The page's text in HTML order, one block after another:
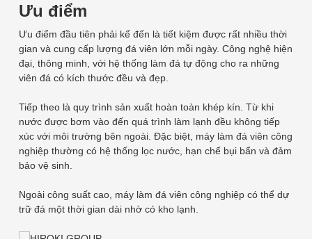
Ưu điểm
Ưu điểm đầu tiên phải kể đến là tiết kiệm được rất nhiều thời
gian và cung cấp lượng đá viên lớn mỗi ngày. Công nghệ hiện
đại, thông minh, với hệ thống làm đá tự động cho ra những
viên đá có kích thước đều và đẹp.
Tiếp theo là quy trình sản xuất hoàn toàn khép kín. Từ khi
nước được bơm vào đến quá trình làm lạnh đều không tiếp
xúc với môi trường bên ngoài. Đặc biệt, máy làm đá viên công
nghiệp thường có hệ thống lọc nước, hạn chế bụi bẩn và đảm
bảo vệ sinh.
Ngoài công suất cao, máy làm đá viên công nghiệp có thể dự
trữ đá một thời gian dài nhờ có kho lạnh.